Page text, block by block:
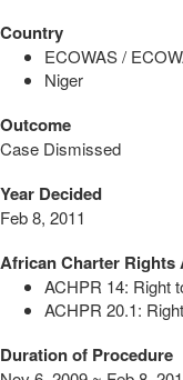
Country
ECOWAS /
Niger
Outcome
Case Dismissed
Year Decided
Feb 8, 2011
African Charter Rights
ACHPR 14: Right
ACHPR 20.1:
Duration of Procedure